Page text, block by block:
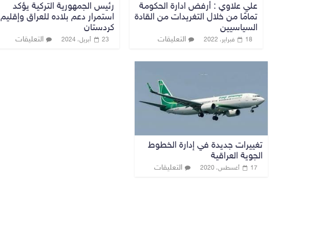
علي علاوي : أرفض ادارة الحكومة
تمامًا من خلال التغريدات من القادة
السياسيين
18 فبراير، 2022 التعليقات
‎رئيس الجمهورية التركية يؤكد
استمرار دعم بلاده للعراق وإقليم
كردستان
23 أبريل، 2024 التعليقات
تغييرات جديدة في إدارة الخطوط
الجوية العراقية
17 أغسطس، 2020 التعليقات